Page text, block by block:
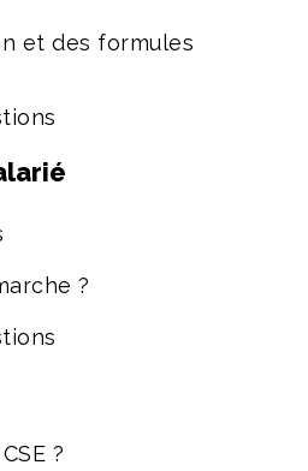
et des formules
?
?